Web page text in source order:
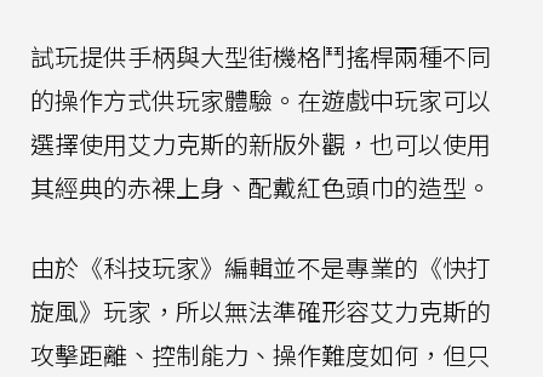
試玩提供手柄與大型街機格鬥搖桿兩種不同
的操作方式供玩家體驗。在遊戲中玩家可以
選擇使用艾力克斯的新版外觀，也可以使用
其經典的赤裸上身、配戴紅色頭巾的造型。
由於《科技玩家》編輯並不是專業的《快打
旋風》玩家，所以無法準確形容艾力克斯的
攻擊距離、控制能力、操作難度如何，但只